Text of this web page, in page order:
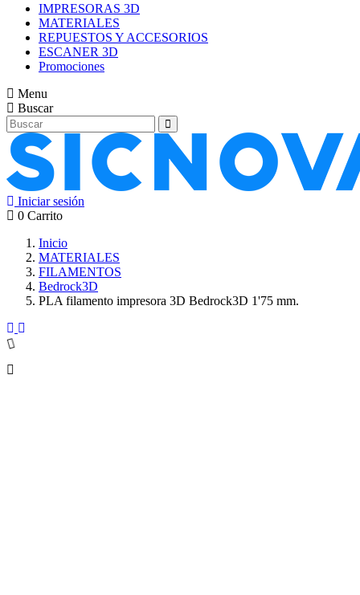
IMPRESORAS 3D
MATERIALES
REPUESTOS Y ACCESORIOS
ESCANER 3D
Promociones
Menu
Buscar
Iniciar sesión
0 Carrito
Inicio
MATERIALES
FILAMENTOS
Bedrock3D
PLA filamento impresora 3D Bedrock3D 1'75 mm.